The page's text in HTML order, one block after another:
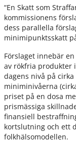
“En Skatt som
kommissionens
dess parallella
minimipunktsskatt
Förslaget innebär
av rökfria produkter
dagens nivå på
miniminivåerna
priset på en dosa
prismässiga
finansiell
kortslutning och ett
folkhälsomodellen.